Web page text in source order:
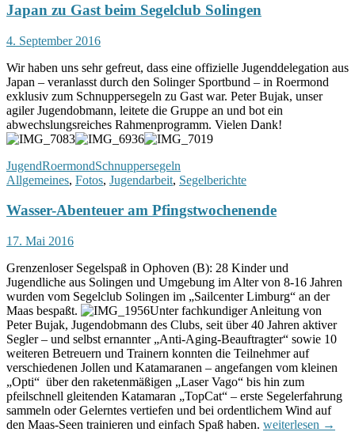
Ophoven
PFINGSTEN
2018
Japan zu Gast beim Segelclub Solingen
4. September 2016
Wir haben uns sehr gefreut, dass eine offizielle Jugenddelegation aus
Japan – veranlasst durch den Solinger Sportbund – in Roermond
exklusiv zum Schnuppersegeln zu Gast war. Peter Bujak, unser
agiler Jugendobmann, leitete die Gruppe an und bot ein
abwechslungsreiches Rahmenprogramm. Vielen Dank!
JugendRoermondSchnuppersegeln
Allgemeines, Fotos, Jugendarbeit, Segelberichte
Wasser-Abenteuer am Pfingstwochenende
17. Mai 2016
Grenzenloser Segelspaß in Ophoven (B): 28 Kinder und
Jugendliche aus Solingen und Umgebung im Alter von 8-16 Jahren
wurden vom Segelclub Solingen im „Sailcenter Limburg“ an der
Maas bespaßt.
Unter fachkundiger Anleitung von
Peter Bujak, Jugendobmann des Clubs, seit über 40 Jahren aktiver
Segler – und selbst ernannter „Anti-Aging-Beauftragter“ sowie 10
weiteren Betreuern und Trainern konnten die Teilnehmer auf
verschiedenen Jollen und Katamaranen – angefangen vom kleinen
„Opti“ über den raketenmäßigen „Laser Vago“ bis hin zum
pfeilschnell gleitenden Katamaran „TopCat“ – erste Segelerfahrung
sammeln oder Gelerntes vertiefen und bei ordentlichem Wind auf
den Maas-Seen trainieren und einfach Spaß haben. Wasser-
weiterlesen →